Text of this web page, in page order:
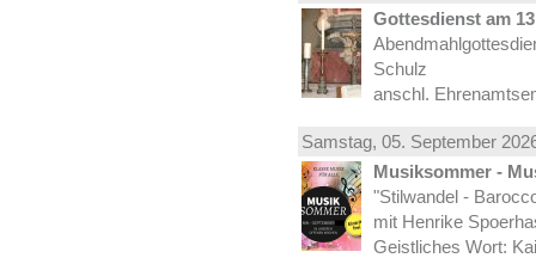
Gottesdienst am
Schulz
anschl.
Samstag, 05. September
Musiksommer -
"Stilwandel -
mit Henrike
Geistliches Wort: